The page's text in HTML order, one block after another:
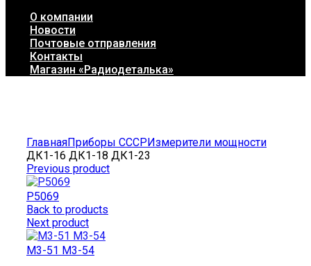
О компании
Новости
Почтовые отправления
Контакты
Магазин «Радиодеталька»
ГлавнаяПриборы СССРИзмерители мощности
ДК1-16 ДК1-18 ДК1-23
Previous product
Р5069
Back to products
Next product
М3-51 М3-54